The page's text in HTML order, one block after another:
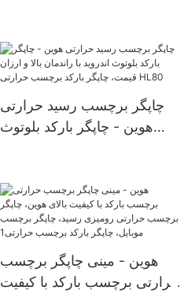
چاپگر برچسب رسید حرارتی
هوین - چاپگر بارکد بلوتوث
حرارتی HL80
هوین - مینی چاپگر برچسب
حرارتی برچسب بارکد با کیفیت